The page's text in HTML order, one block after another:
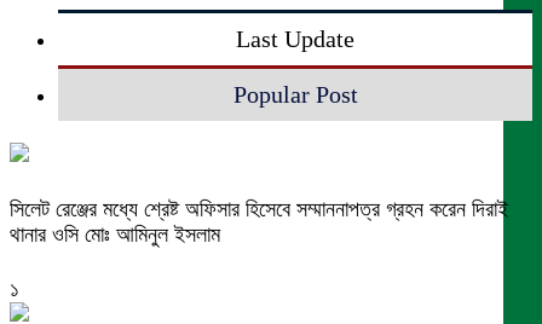
Last Update
Popular Post
সিলেট রেঞ্জের মধ্যে শ্রেষ্ট অফিসার হিসেবে সম্মাননাপত্র গ্রহন করেন দিরাই
থানার ওসি মোঃ আমিনুল ইসলাম
১